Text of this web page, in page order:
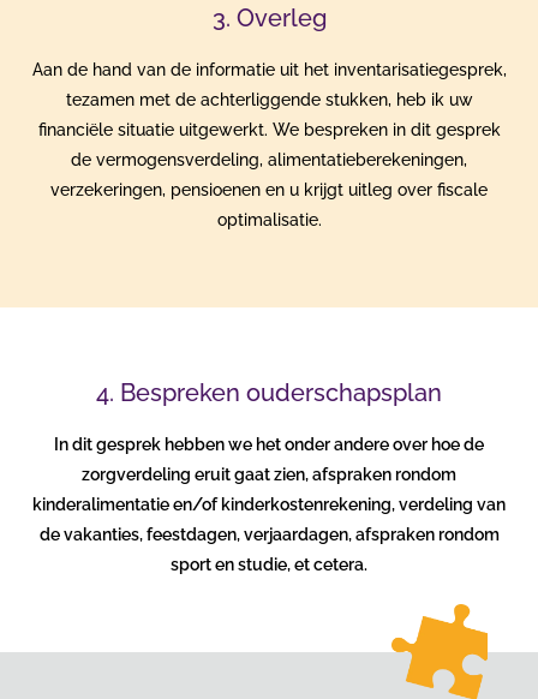
3. Overleg
Aan de hand van de informatie uit het inventarisatiegesprek,
tezamen met de achterliggende stukken, heb ik uw
financiële situatie uitgewerkt. We bespreken in dit gesprek
de vermogensverdeling, alimentatieberekeningen,
verzekeringen, pensioenen en u krijgt uitleg over fiscale
optimalisatie.
4. Bespreken ouderschapsplan
In dit gesprek hebben we het onder andere over hoe de
zorgverdeling eruit gaat zien, afspraken rondom
kinderalimentatie en/of kinderkostenrekening, verdeling van
de vakanties, feestdagen, verjaardagen, afspraken rondom
sport en studie, et cetera.